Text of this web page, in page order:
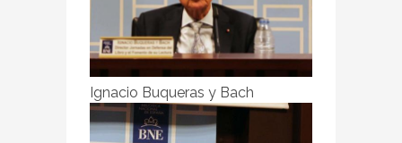
Ignacio Buqueras y Bach